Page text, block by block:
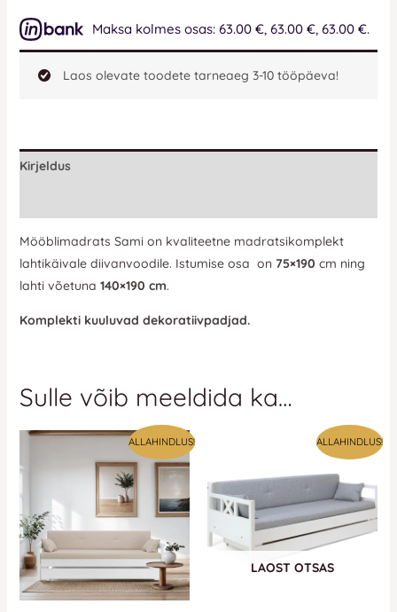
Maksa kolmes osas: 63.00 €, 63.00 €, 63.00 €.
Laos olevate toodete tarneaeg 3-10 tööpäeva!
Kirjeldus
Mööblimadrats Sami on kvaliteetne madratsikomplekt
lahtikäivale diivanvoodile. Istumise osa on 75×190 cm ning
lahti võetuna 140×190 cm.
Komplekti kuuluvad dekoratiivpadjad.
Sulle võib meeldida ka…
ALLAHINDLUS! ALLAHINDLUS!
LAOST OTSAS